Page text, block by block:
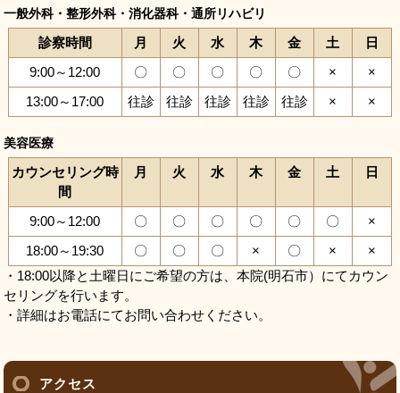
一般外科・整形外科・消化器科・通所リハビリ
診察時間 月 火 水 木 金 土
日
9:00～12:00
〇 〇 〇 〇 〇 ×
×
13:00～17:00
往診 往診 往診 往診 往診 × ×
美容医療
カウンセリング時
間
月 火 水 木 金 土 日
9:00～12:00 〇 〇 〇 〇 〇 〇
×
18:00～19:30
〇 〇 〇 × 〇 ×
×
・18:00以降と土曜日にご希望の方は、本院(明石市）にてカウン
セリングを行います。
・詳細はお電話にてお問い合わせください。
アクセス